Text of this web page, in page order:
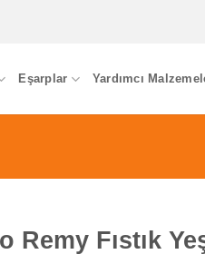
Eşarplar Yardımcı
Remy Fıstık